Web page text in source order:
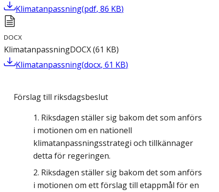
Klimatanpassning(pdf, 86 KB)
DOCX
KlimatanpassningDOCX(61 KB)
Klimatanpassning(docx, 61 KB)
Förslag till riksdagsbeslut
Riksdagen ställer sig bakom det som anförs
i motionen om en nationell
klimatanpassningsstrategi och tillkännager
detta för regeringen.
Riksdagen ställer sig bakom det som anförs
i motionen om ett förslag till etappmål för en